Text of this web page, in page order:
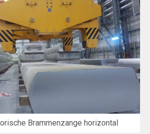
Brammenzange horizontal